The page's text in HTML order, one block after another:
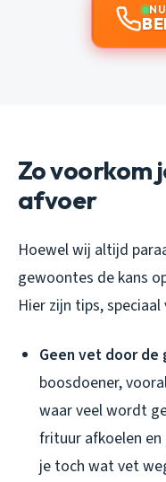
Zo voorkom
afvoer
Hoewel wij altijd
gewoontes de kans
Hier zijn tips,
Geen vet door
boosdoener,
waar veel wordt
frituur afkoelen en
je toch wat vet